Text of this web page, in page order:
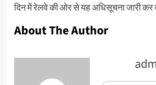
दिन में रेलवे की ओर से यह अधिसूचना जारी कर
About The Author